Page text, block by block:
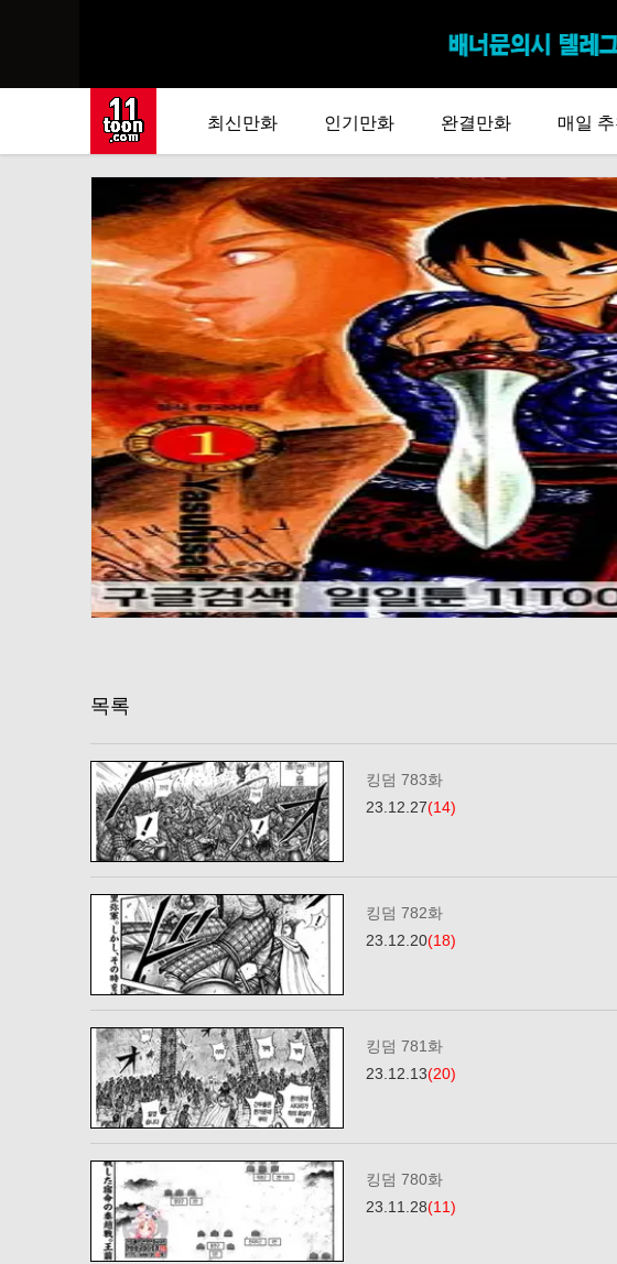
최신만화 인기만화 완결만화 매일
목록
킹덤 783화
23.12.27(14)
킹덤 782화
23.12.20(18)
킹덤 781화
23.12.13(20)
킹덤 780화
23.11.28(11)